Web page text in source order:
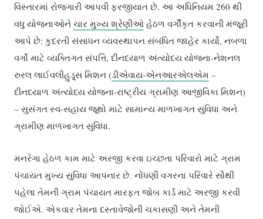
વિસ્તારમાં રોજગારી આપવી ફરજીયાત છે. આ અધિનિયમ 260 થી
વધુ યોજનાઓનેચાર મુખ્ય શ્રેણીઓ હેઠળ વર્ગીકૃત કરવાની મંજૂરી
આપે છે: કુદરતી સંસાધન વ્યવસ્થાપન સંબંધિત જાહેર કાર્યો, નબળા
વર્ગો માટે વ્યક્તિગત સંપત્તિ, દીનદયાળ અંત્યોદય યોજના-નેશનલ
રુરલ લાઈવલીહુડ્ર્સ મિશન (ડીએવાય-એનઆરએલએમ –
દીનદયાળ અંત્યોદય યોજના-રાષ્ટ્રીય ગ્રામીણ આજીવિકા મિશન)
– સુસંગત સ્વ-સહાય જૂથો માટે સામાન્ય માળખાગત સુવિધા અને
ગ્રામીણ માળખાગત સુવિધા.
મનરેગા હેઠળ કામ માટે અરજી કરવા ઇચ્છતા પરિવારો માટે ગ્રામ
પંચાયત મુખ્ય સુવિધા આપનાર છે. નોંધણી વગરના પરિવારે સૌથી
પહેલા તેમની ગ્રામ પંચાયત મારફત જોબ કાર્ડ માટે અરજી કરવી
જોઈએ. એકવાર તેમના દસ્તાવેજોની ચકાસણી અને તેમની